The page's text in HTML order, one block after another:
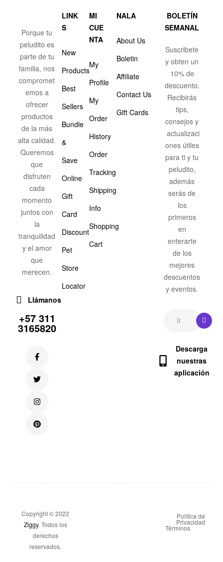
Porque tu
peludito es
parte de tu
familia, nos
compromet
emos a
ofrecer
productos
de la más
alta calidad.
Queremos
que
disfruten
cada
momento
juntos con
la
tranquilidad
y el amor
que
merecen.
Llámanos
+57 311
3165820
LINK
S
New
Products
Best
Sellers
Bundle
&
Save
Online
Gift
Card
Discount
Pet
Store
Locator
MI
CUE
NTA
My
Profile
My
Order
History
Order
Tracking
Shipping
Info
Shopping
Cart
NALA
About Us
Boletin
Affiliate
Contact Us
Gift Cards
BOLETÍN
SEMANAL
Suscribete
y obten un
10% de
descuento.
Recibirás
tips,
consejos y
actualizaci
ones útiles
para ti y tu
peludito,
además
serás de
los
primeros
en
enterarte
de los
mejores
descuentos
y eventos.
Descarga
nuestras
aplicación
Copyright © 2022
Ziggy. Todos los
derechos
reservados.
Politica de
Privacidad
Términos